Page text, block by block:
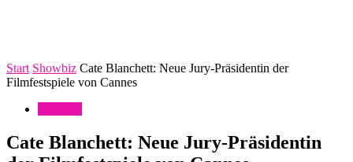
Start Showbiz Cate Blanchett: Neue Jury-Präsidentin der
Filmfestspiele von Cannes
Cate Blanchett: Neue Jury-Präsidentin